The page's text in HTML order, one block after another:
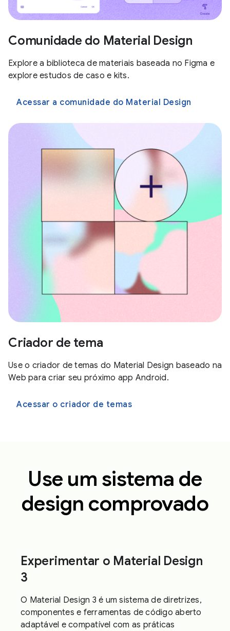
Comunidade do Material Design
Explore a biblioteca de materiais baseada no Figma e
explore estudos de caso e kits.
Acessar a comunidade do Material Design
Criador de tema
Use o criador de temas do Material Design baseado na
Web para criar seu próximo app Android.
Acessar o criador de temas
Use um sistema de
design comprovado
Experimentar o Material Design
3
O Material Design 3 é um sistema de diretrizes,
componentes e ferramentas de código aberto
adaptável e compatível com as práticas